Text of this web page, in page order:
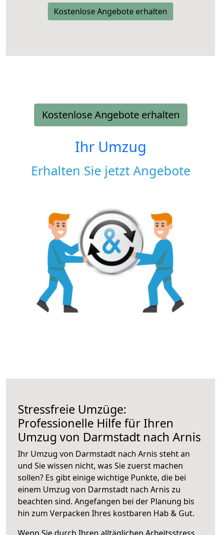
Kostenlose Angebote erhalten
Kostenlose Angebote erhalten
Ihr Umzug
Erhalten Sie jetzt Angebote
Stressfreie Umzüge:
Professionelle Hilfe für Ihren
Umzug von Darmstadt nach Arnis
Ihr Umzug von Darmstadt nach Arnis steht an
und Sie wissen nicht, was Sie zuerst machen
sollen? Es gibt einige wichtige Punkte, die bei
einem Umzug von Darmstadt nach Arnis zu
beachten sind. Angefangen bei der Planung bis
hin zum Verpacken Ihres kostbaren Hab & Gut.